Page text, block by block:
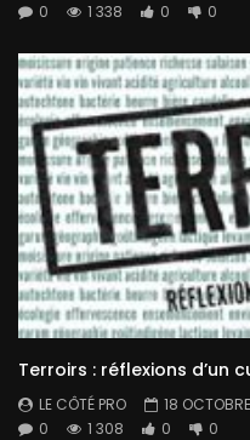
0 1 338 0 0
Terroirs : réflexions d’un
LE CÔTÉ PRO
18
0
1 308 0 0